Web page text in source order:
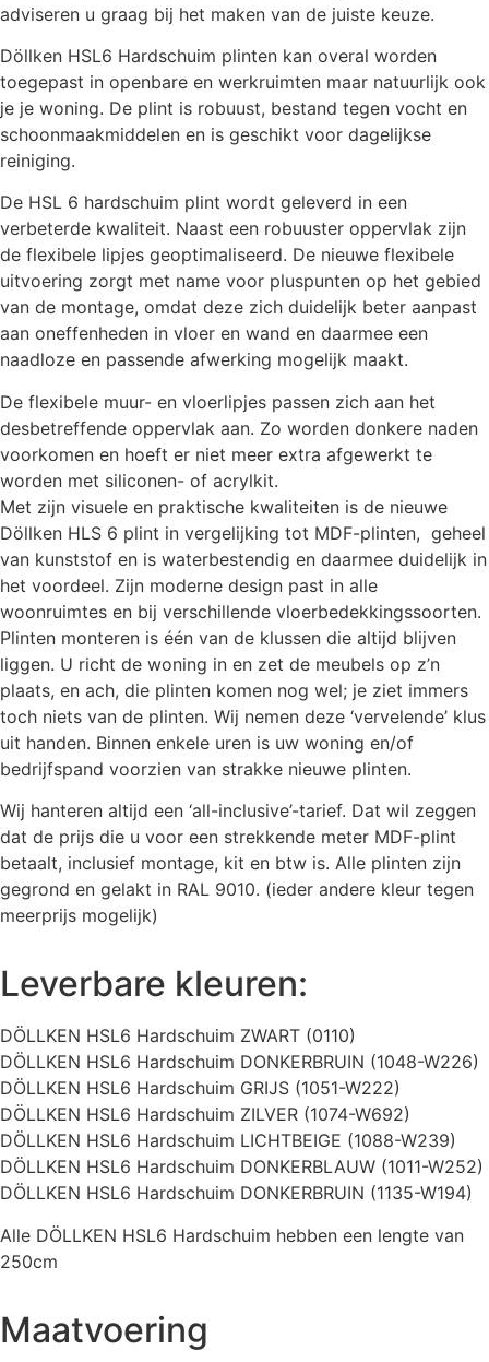
adviseren u graag bij het maken van de juiste keuze.
Döllken HSL6 Hardschuim plinten kan overal worden
toegepast in openbare en werkruimten maar natuurlijk ook
je je woning. De plint is robuust, bestand tegen vocht en
schoonmaakmiddelen en is geschikt voor dagelijkse
reiniging.
De HSL 6 hardschuim plint wordt geleverd in een
verbeterde kwaliteit. Naast een robuuster oppervlak zijn
de flexibele lipjes geoptimaliseerd. De nieuwe flexibele
uitvoering zorgt met name voor pluspunten op het gebied
van de montage, omdat deze zich duidelijk beter aanpast
aan oneffenheden in vloer en wand en daarmee een
naadloze en passende afwerking mogelijk maakt.
De flexibele muur- en vloerlipjes passen zich aan het
desbetreffende oppervlak aan. Zo worden donkere naden
voorkomen en hoeft er niet meer extra afgewerkt te
worden met siliconen- of acrylkit.
Met zijn visuele en praktische kwaliteiten is de nieuwe
Döllken HLS 6 plint in vergelijking tot MDF-plinten, geheel
van kunststof en is waterbestendig en daarmee duidelijk in
het voordeel. Zijn moderne design past in alle
woonruimtes en bij verschillende vloerbedekkingssoorten.
Plinten monteren is één van de klussen die altijd blijven
liggen. U richt de woning in en zet de meubels op z’n
plaats, en ach, die plinten komen nog wel; je ziet immers
toch niets van de plinten. Wij nemen deze ‘vervelende’ klus
uit handen. Binnen enkele uren is uw woning en/of
bedrijfspand voorzien van strakke nieuwe plinten.
Wij hanteren altijd een ‘all-inclusive’-tarief. Dat wil zeggen
dat de prijs die u voor een strekkende meter MDF-plint
betaalt, inclusief montage, kit en btw is. Alle plinten zijn
gegrond en gelakt in RAL 9010. (ieder andere kleur tegen
meerprijs mogelijk)
Leverbare kleuren:
DÖLLKEN HSL6 Hardschuim ZWART (0110)
DÖLLKEN HSL6 Hardschuim DONKERBRUIN (1048-W226)
DÖLLKEN HSL6 Hardschuim GRIJS (1051-W222)
DÖLLKEN HSL6 Hardschuim ZILVER (1074-W692)
DÖLLKEN HSL6 Hardschuim LICHTBEIGE (1088-W239)
DÖLLKEN HSL6 Hardschuim DONKERBLAUW (1011-W252)
DÖLLKEN HSL6 Hardschuim DONKERBRUIN (1135-W194)
Alle DÖLLKEN HSL6 Hardschuim hebben een lengte van
250cm
Maatvoering